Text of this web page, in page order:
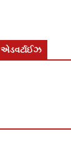
એડવર્ટાઈઝ